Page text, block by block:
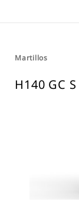
Martillos
H140 GC S